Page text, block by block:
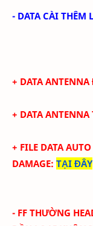
- DATA CÀI THÊM
+ DATA
+ DATA ANTENNA
+ FILE DATA
DAMAGE: TẠI ĐÂY
- FF THƯỜNG